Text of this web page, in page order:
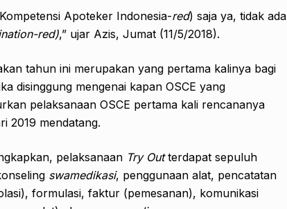
Apoteker Indonesia-red) saja ya, tidak ada
red),” ujar Azis, Jumat (11/5/2018).
tahun ini merupakan yang pertama kalinya bagi
disinggung mengenai kapan OSCE yang
pelaksanaan OSCE pertama kali rencananya
2019 mendatang.
pelaksanaan Try Outterdapat sepuluh
swamedikasi, penggunaan alat, pencatatan
formulasi, faktur (pemesanan), komunikasi